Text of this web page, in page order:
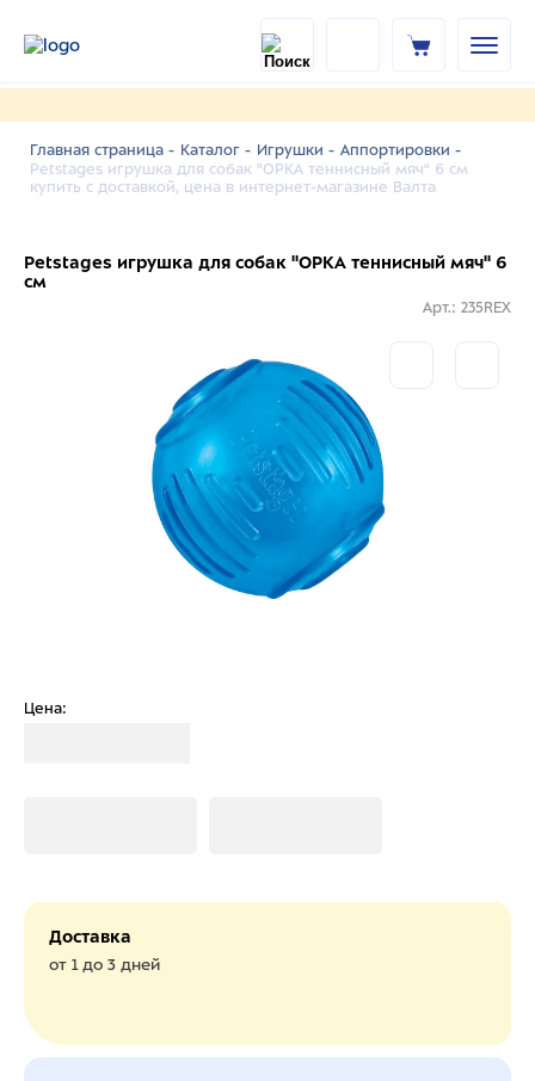
Главная страница - Каталог - Игрушки - Аппортировки -
Petstages игрушка для собак "ОРКА теннисный мяч" 6 см
купить с доставкой, цена в интернет-магазине Валта
Petstages игрушка для собак "ОРКА теннисный мяч" 6
см
Арт.: 235REX
Цена:
Доставка
от 1 до 3 дней